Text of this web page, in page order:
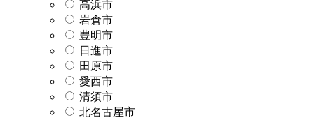
高浜市
岩倉市
豊明市
日進市
田原市
愛西市
清須市
北名古屋市